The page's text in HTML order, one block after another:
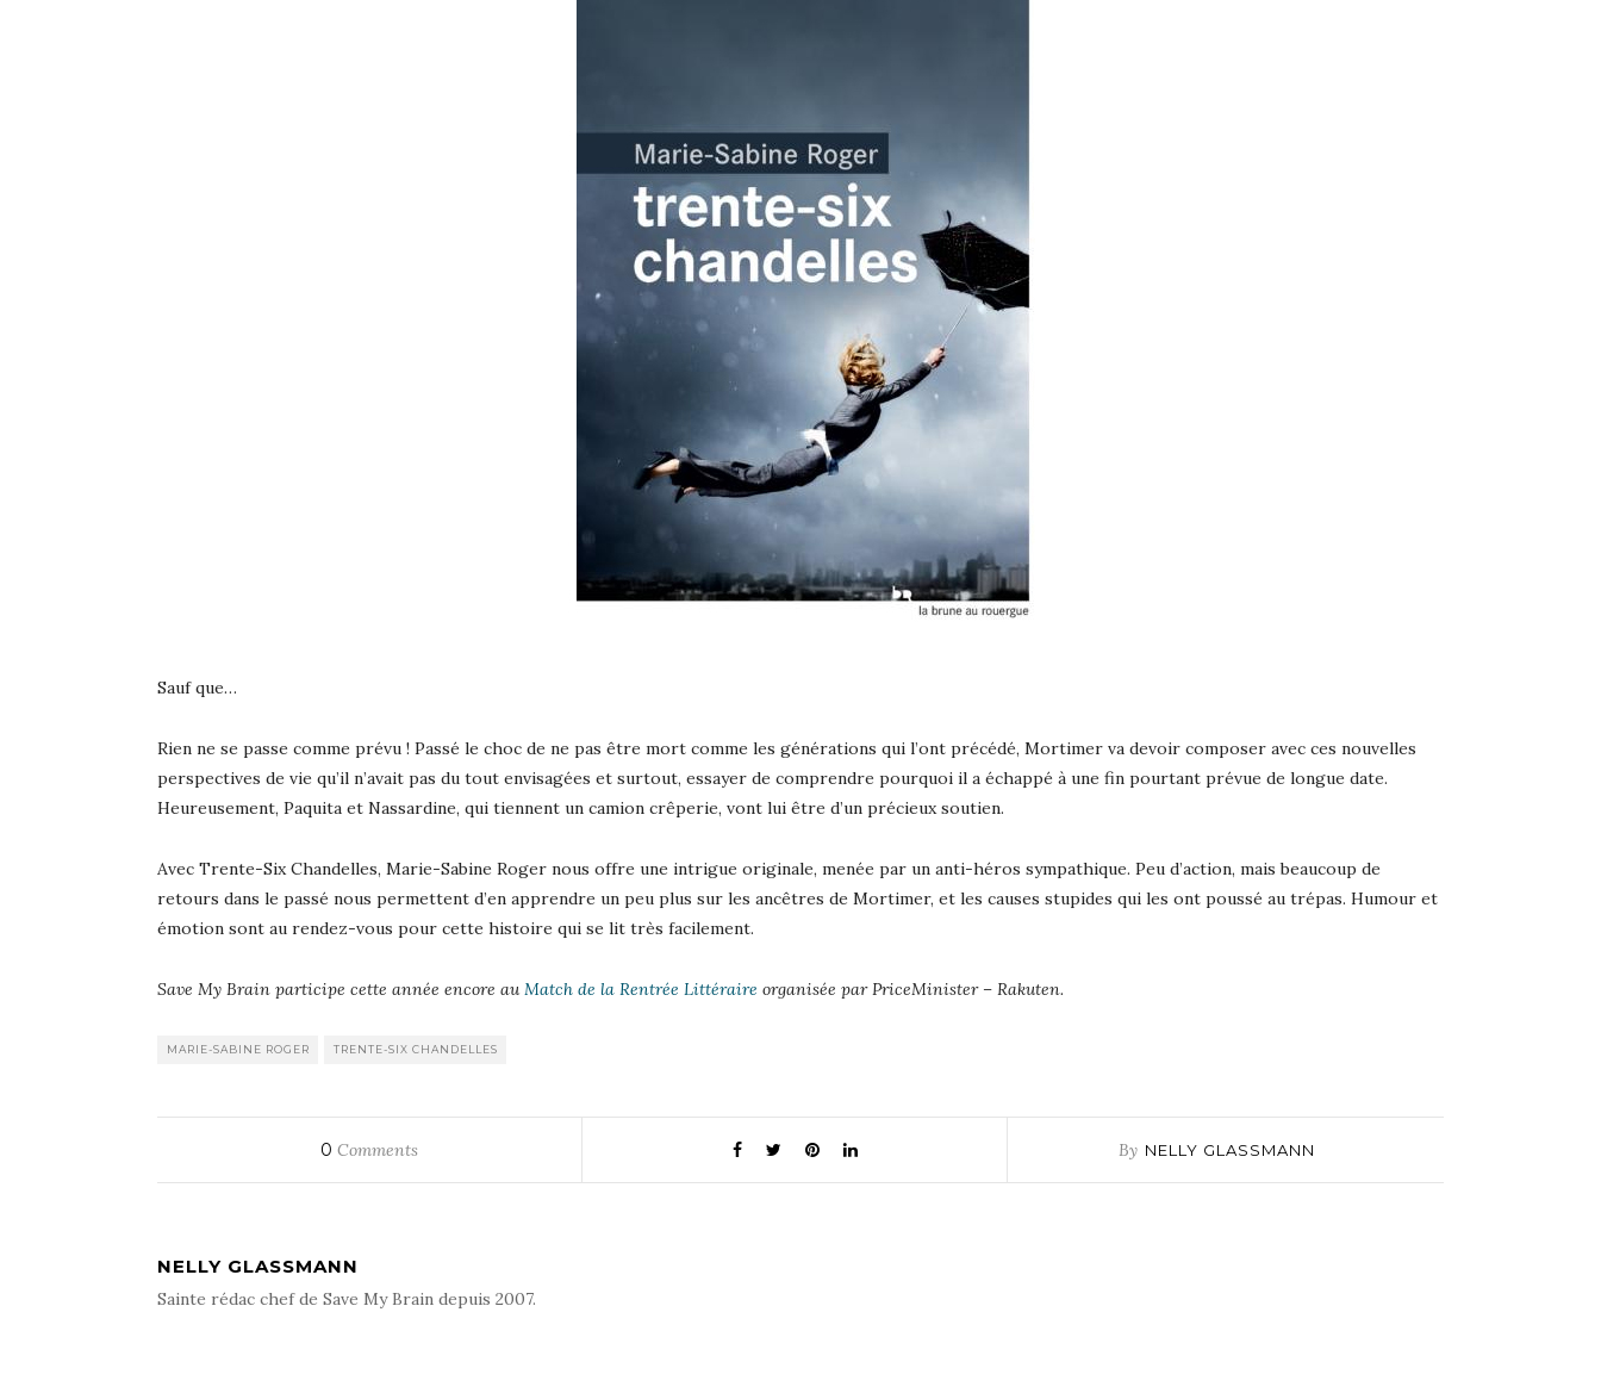
Sauf que…
Rien ne se passe comme prévu ! Passé le choc de ne pas être mort comme les générations qui l’ont précédé, Mortimer va devoir composer avec ces nouvelles
perspectives de vie qu’il n’avait pas du tout envisagées et surtout, essayer de comprendre pourquoi il a échappé à une fin pourtant prévue de longue date.
Heureusement, Paquita et Nassardine, qui tiennent un camion crêperie, vont lui être d’un précieux soutien.
Avec Trente-Six Chandelles, Marie-Sabine Roger nous offre une intrigue originale, menée par un anti-héros sympathique. Peu d’action, mais beaucoup de
retours dans le passé nous permettent d’en apprendre un peu plus sur les ancêtres de Mortimer, et les causes stupides qui les ont poussé au trépas. Humour et
émotion sont au rendez-vous pour cette histoire qui se lit très facilement.
Save My Brain participe cette année encore au Match de la Rentrée Littéraire organisée par PriceMinister – Rakuten.
MARIE-SABINE ROGER TRENTE-SIX CHANDELLES
0 Comments By NELLY GLASSMANN
NELLY GLASSMANN
Sainte rédac chef de Save My Brain depuis 2007.